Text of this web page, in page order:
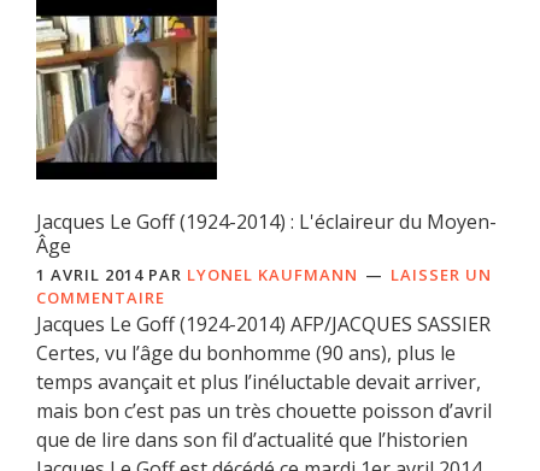
Jacques Le Goff (1924-2014) : L'éclaireur du Moyen-
Âge
1 AVRIL 2014 PAR LYONEL KAUFMANN
LAISSER UN
COMMENTAIRE
Jacques Le Goff (1924-2014) AFP/JACQUES SASSIER
Certes, vu l’âge du bonhomme (90 ans), plus le
temps avançait et plus l’inéluctable devait arriver,
mais bon c’est pas un très chouette poisson d’avril
que de lire dans son fil d’actualité que l’historien